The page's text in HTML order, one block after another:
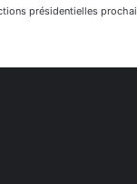
présidentielles